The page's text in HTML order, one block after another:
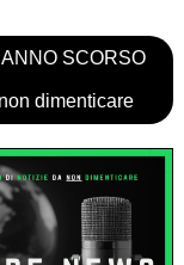
SCORSO
dimenticare